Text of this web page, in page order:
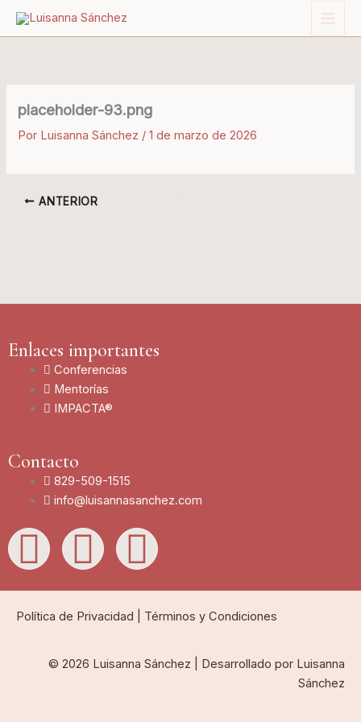
placeholder-93.png
Por Luisanna Sánchez /1 de marzo de 2026
ANTERIOR
Enlaces importantes
Conferencias
Mentorías
IMPACTA®
Contacto
829-509-1515
info@luisannasanchez.com
L
i
n
k
I
n
s
t
Y
o
u
t
Política de Privacidad Términos y Condiciones
© 2026 Luisanna Sánchez | Desarrollado por Luisanna
Sánchez